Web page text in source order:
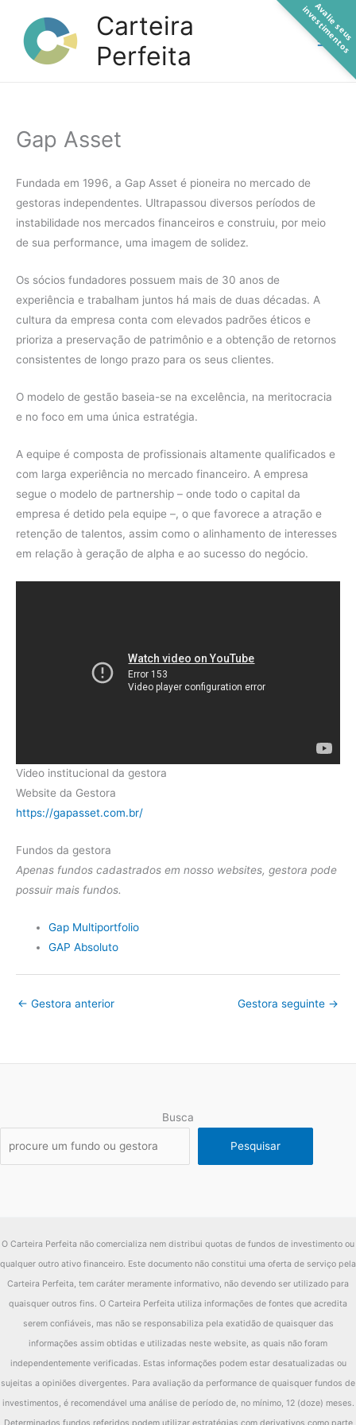
conteúdo
Carteira
Perfeita
Gap Asset
Fundada em 1996, a Gap Asset é pioneira no mercado de
gestoras independentes. Ultrapassou diversos períodos de
instabilidade nos mercados financeiros e construiu, por meio
de sua performance, uma imagem de solidez.
Os sócios fundadores possuem mais de 30 anos de
experiência e trabalham juntos há mais de duas décadas. A
cultura da empresa conta com elevados padrões éticos e
prioriza a preservação de patrimônio e a obtenção de retornos
consistentes de longo prazo para os seus clientes.
O modelo de gestão baseia-se na excelência, na meritocracia
e no foco em uma única estratégia.
A equipe é composta de profissionais altamente qualificados e
com larga experiência no mercado financeiro. A empresa
segue o modelo de partnership – onde todo o capital da
empresa é detido pela equipe –, o que favorece a atração e
retenção de talentos, assim como o alinhamento de interesses
em relação à geração de alpha e ao sucesso do negócio.
Video institucional da gestora
Website da Gestora
https://gapasset.com.br/
Fundos da gestora
Apenas fundos cadastrados em nosso websites, gestora pode
possuir mais fundos.
Gap Multiportfolio
GAP Absoluto
← Gestora anterior Gestora seguinte →
Busca
Pesquisar
O Carteira Perfeita não comercializa nem distribui quotas de fundos de investimento ou
qualquer outro ativo financeiro. Este documento não constitui uma oferta de serviço pela
Carteira Perfeita, tem caráter meramente informativo, não devendo ser utilizado para
quaisquer outros fins. O Carteira Perfeita utiliza informações de fontes que acredita
serem confiáveis, mas não se responsabiliza pela exatidão de quaisquer das
informações assim obtidas e utilizadas neste website, as quais não foram
independentemente verificadas. Estas informações podem estar desatualizadas ou
sujeitas a opiniões divergentes. Para avaliação da performance de quaisquer fundos de
investimentos, é recomendável uma análise de período de, no mínimo, 12 (doze) meses.
Determinados fundos referidos podem utilizar estratégias com derivativos como parte
A
v
a
l
i
e
s
e
u
s
i
n
v
e
s
t
i
m
e
n
t
o
s